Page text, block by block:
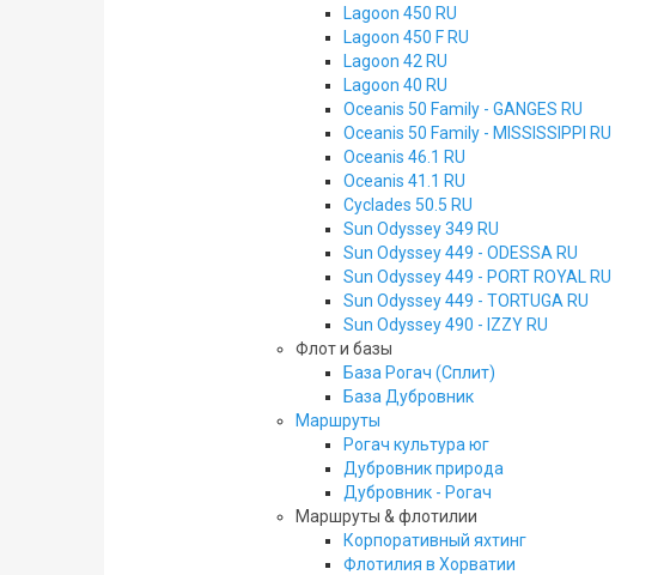
Lagoon 450 RU
Lagoon 450 F RU
Lagoon 42 RU
Lagoon 40 RU
Oceanis 50 Family - GANGES RU
Oceanis 50 Family - MISSISSIPPI RU
Oceanis 46.1 RU
Oceanis 41.1 RU
Cyclades 50.5 RU
Sun Odyssey 349 RU
Sun Odyssey 449 - ODESSA RU
Sun Odyssey 449 - PORT ROYAL RU
Sun Odyssey 449 - TORTUGA RU
Sun Odyssey 490 - IZZY RU
Флот и базы
База Рогач (Сплит)
База Дубровник
Маршруты
Рогач культура юг
Дубровник природа
Дубровник - Рогач
Маршруты & флотилии
Корпоративный яхтинг
Флотилия в Хорватии